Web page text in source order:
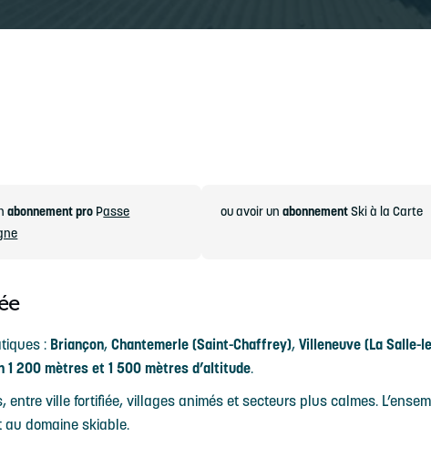
abonnement pro Passe
ou avoir un abonnementSki à la Carte
: Briançon, Chantemerle (Saint-Chaffrey), Villeneuve (La Salle-
1 200 mètres et 1 500 mètres d’altitude.
ville fortifiée, villages animés et secteurs plus calmes.
domaine skiable.